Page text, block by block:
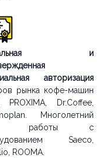
и
авторизация
рынка кофе-машин
PROXIMA, Dr.Coffee,
Многолетний
работы с
Saeco,
ROOMA.